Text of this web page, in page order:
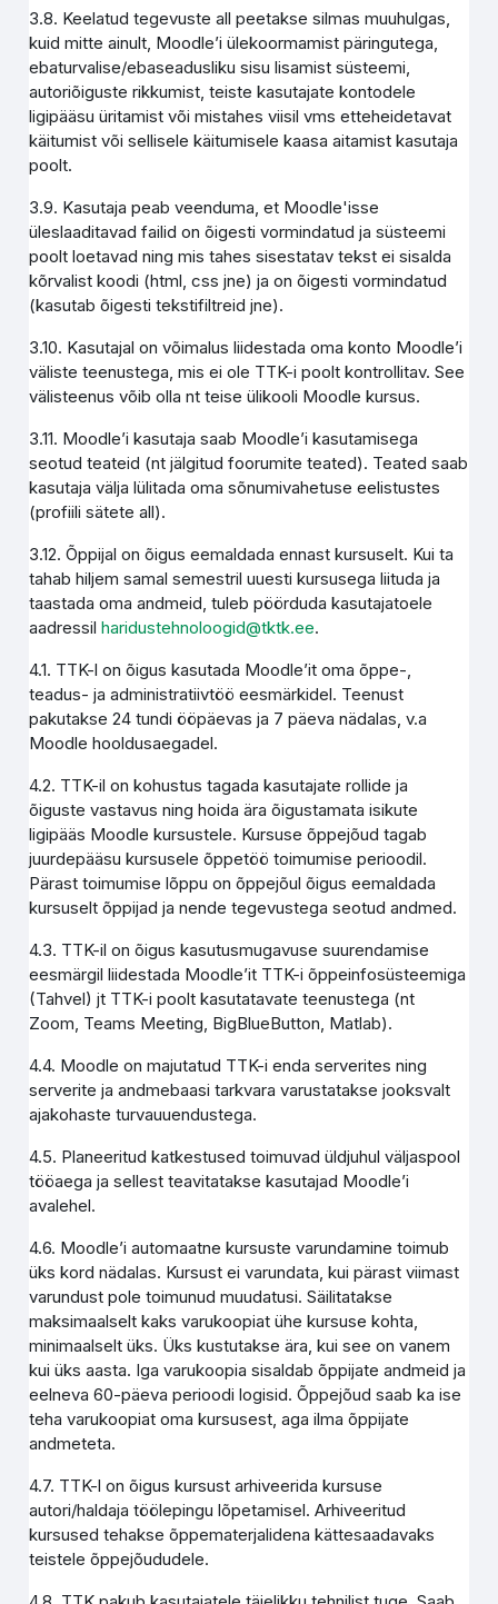
3.8. Keelatud tegevuste all peetakse silmas muuhulgas,
kuid mitte ainult, Moodle’i ülekoormamist päringutega,
ebaturvalise/ebaseadusliku sisu lisamist süsteemi,
autoriõiguste rikkumist, teiste kasutajate kontodele
ligipääsu üritamist või mistahes viisil vms etteheidetavat
käitumist või sellisele käitumisele kaasa aitamist kasutaja
poolt.
3.9. Kasutaja peab veenduma, et Moodle'isse
üleslaaditavad failid on õigesti vormindatud ja süsteemi
poolt loetavad ning mis tahes sisestatav tekst ei sisalda
kõrvalist koodi (html, css jne) ja on õigesti vormindatud
(kasutab õigesti tekstifiltreid jne).
3.10. Kasutajal on võimalus liidestada oma konto Moodle’i
väliste teenustega, mis ei ole TTK-i poolt kontrollitav. See
välisteenus võib olla nt teise ülikooli Moodle kursus.
3.11. Moodle’i kasutaja saab Moodle’i kasutamisega
seotud teateid (nt jälgitud foorumite teated). Teated saab
kasutaja välja lülitada oma sõnumivahetuse eelistustes
(profiili sätete all).
3.12. Õppijal on õigus eemaldada ennast kursuselt. Kui ta
tahab hiljem samal semestril uuesti kursusega liituda ja
taastada oma andmeid, tuleb pöörduda kasutajatoele
aadressilharidustehnoloogid@tktk.ee.
4.1. TTK-l on õigus kasutada Moodle’it oma õppe-,
teadus- ja administratiivtöö eesmärkidel. Teenust
pakutakse 24 tundi ööpäevas ja 7 päeva nädalas, v.a
Moodle hooldusaegadel.
4.2. TTK-il on kohustus tagada kasutajate rollide ja
õiguste vastavus ning hoida ära õigustamata isikute
ligipääs Moodle kursustele. Kursuse õppejõud tagab
juurdepääsu kursusele õppetöö toimumise perioodil.
Pärast toimumise lõppu on õppejõul õigus eemaldada
kursuselt õppijad ja nende tegevustega seotud andmed.
4.3. TTK-il on õigus kasutusmugavuse suurendamise
eesmärgil liidestada Moodle’it TTK-i õppeinfosüsteemiga
(Tahvel) jt TTK-i poolt kasutatavate teenustega (nt
Zoom, Teams Meeting, BigBlueButton, Matlab).
4.4. Moodle on majutatud TTK-i enda serverites ning
serverite ja andmebaasi tarkvara varustatakse jooksvalt
ajakohaste turvauuendustega.
4.5. Planeeritud katkestused toimuvad üldjuhul väljaspool
tööaega ja sellest teavitatakse kasutajad Moodle’i
avalehel.
4.6. Moodle’i automaatne kursuste varundamine toimub
üks kord nädalas. Kursust ei varundata, kui pärast viimast
varundust pole toimunud muudatusi. Säilitatakse
maksimaalselt kaks varukoopiat ühe kursuse kohta,
minimaalselt üks. Üks kustutakse ära, kui see on vanem
kui üks aasta. Iga varukoopia sisaldab õppijate andmeid ja
eelneva 60-päeva perioodi logisid. Õppejõud saab ka ise
teha varukoopiat oma kursusest, aga ilma õppijate
andmeteta.
4.7. TTK-l on õigus kursust arhiveerida kursuse
autori/haldaja töölepingu lõpetamisel. Arhiveeritud
kursused tehakse õppematerjalidena kättesaadavaks
teistele õppejõududele.